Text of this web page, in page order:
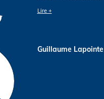
Lire +
Guillaume Lapointe